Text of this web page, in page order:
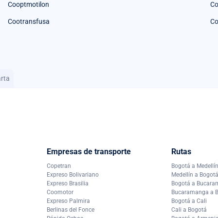
Cooptmotilon
Cootransfusa
Empresas de transporte
Copetran
Expreso Bolivariano
Expreso Brasilia
Coomotor
Expreso Palmira
Berlinas del Fonce
Rutas
Bogotá a Medellín
Medellín a Bogotá
Bogotá a
Bucaramanga a
Bogotá a Cali
Cali a Bogotá